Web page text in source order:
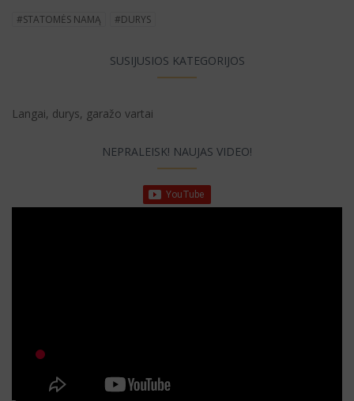
#STATOMĖS NAMĄ #DURYS
SUSIJUSIOS KATEGORIJOS
Langai, durys, garažo vartai
NEPRALEISK! NAUJAS VIDEO!